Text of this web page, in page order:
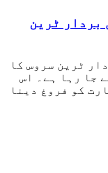
بردار ٹرین
ٹرین سروس کا
سے شروع ہونے جا رہا ہے۔ اس
کو فروغ دینا